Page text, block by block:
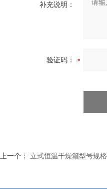
补充说明：
验证码：
上一个： 立式恒温干燥箱型号规格